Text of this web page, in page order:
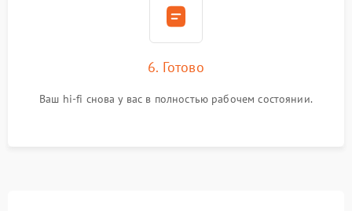
6. Готово
Ваш hi-fi снова у вас в полностью рабочем состоянии.